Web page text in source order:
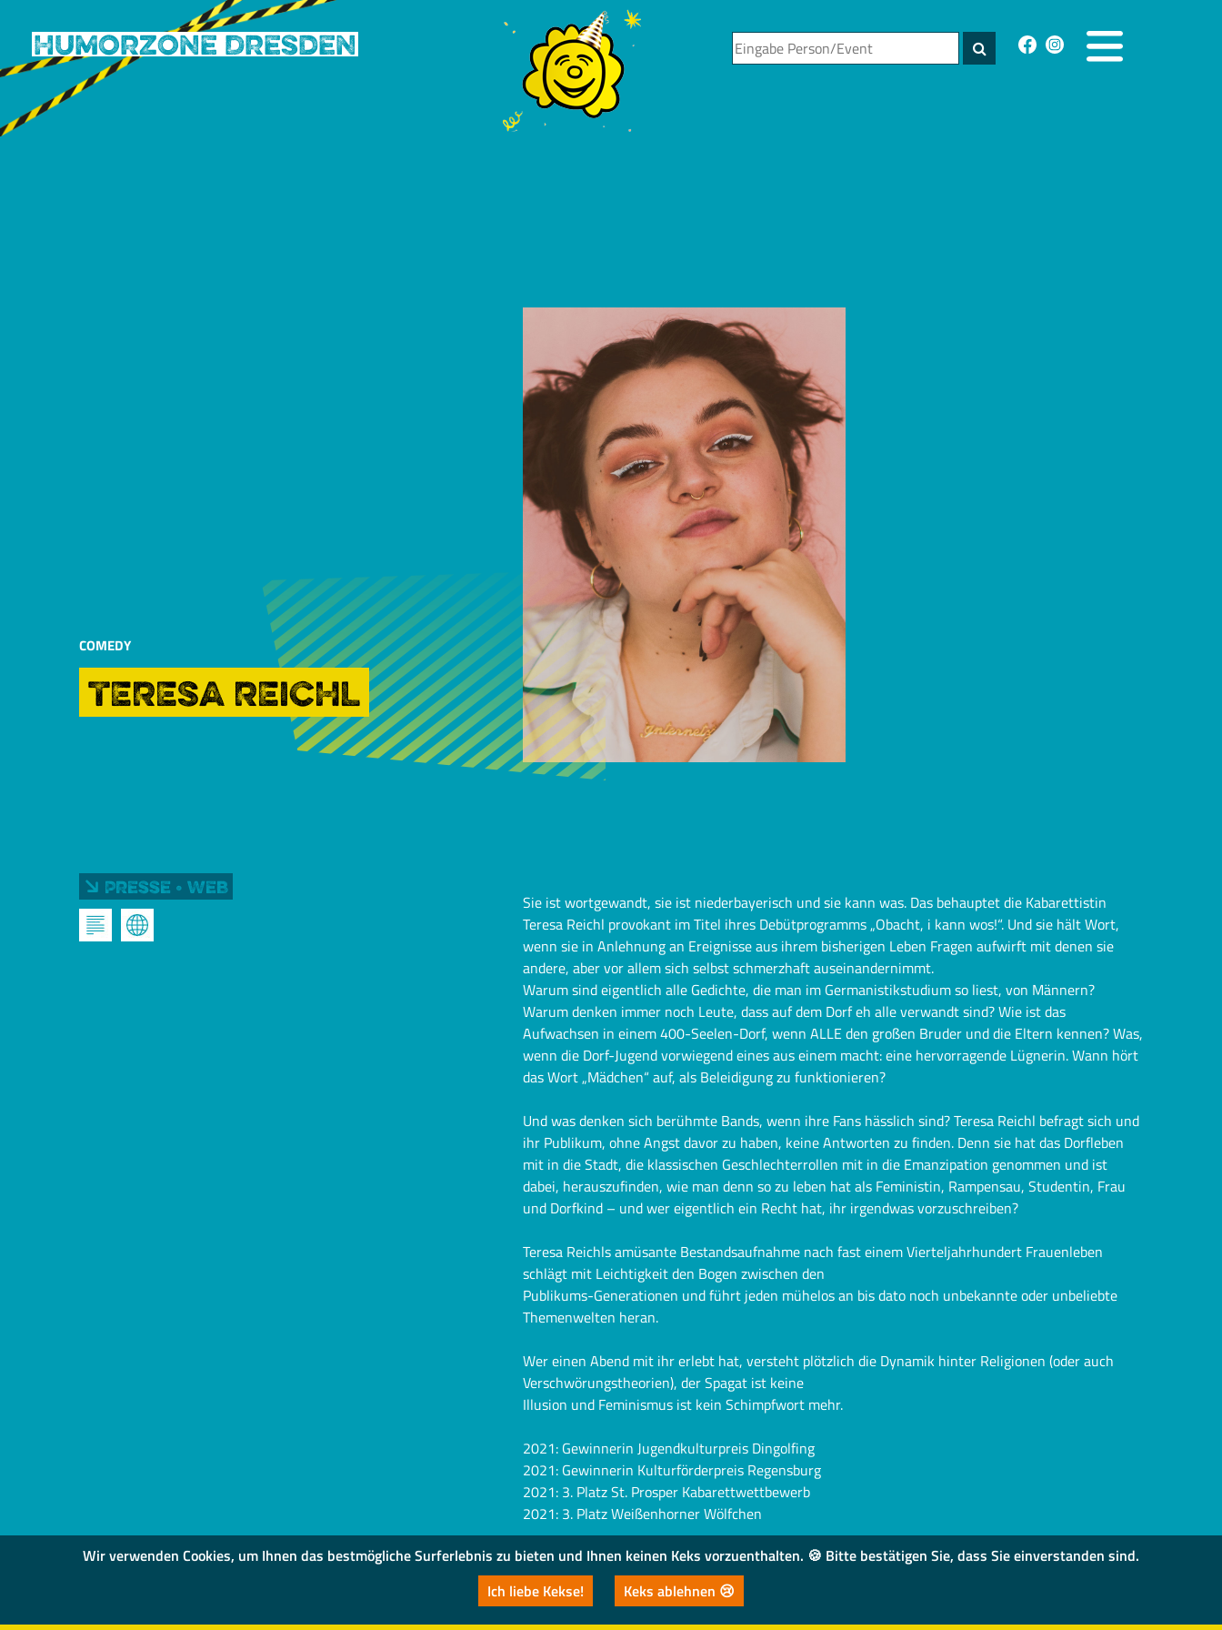
Humorzone Dresden
Wir verwenden Cookies, um Ihnen das bestmögliche Surferlebnis zu bieten und Ihnen keinen Keks vorzuenthalten. 🍪 Bitte bestätigen Sie, dass Sie einverstanden sind.
Ich liebe Kekse!
Keks ablehnen 😢
COMEDY
TERESA REICHL
Presse • Web
Sie ist wortgewandt, sie ist niederbayerisch und sie kann was. Das behauptet die Kabarettistin
Teresa Reichl provokant im Titel ihres Debütprogramms „Obacht, i kann wos!“. Und sie hält Wort,
wenn sie in Anlehnung an Ereignisse aus ihrem bisherigen Leben Fragen aufwirft mit denen sie
andere, aber vor allem sich selbst schmerzhaft auseinandernimmt.
Warum sind eigentlich alle Gedichte, die man im Germanistikstudium so liest, von Männern?
Warum denken immer noch Leute, dass auf dem Dorf eh alle verwandt sind? Wie ist das
Aufwachsen in einem 400-Seelen-Dorf, wenn ALLE den großen Bruder und die Eltern kennen? Was,
wenn die Dorf-Jugend vorwiegend eines aus einem macht: eine hervorragende Lügnerin. Wann hört
das Wort „Mädchen“ auf, als Beleidigung zu funktionieren?
Und was denken sich berühmte Bands, wenn ihre Fans hässlich sind? Teresa Reichl befragt sich und
ihr Publikum, ohne Angst davor zu haben, keine Antworten zu finden. Denn sie hat das Dorfleben
mit in die Stadt, die klassischen Geschlechterrollen mit in die Emanzipation genommen und ist
dabei, herauszufinden, wie man denn so zu leben hat als Feministin, Rampensau, Studentin, Frau
und Dorfkind – und wer eigentlich ein Recht hat, ihr irgendwas vorzuschreiben?
Teresa Reichls amüsante Bestandsaufnahme nach fast einem Vierteljahrhundert Frauenleben
schlägt mit Leichtigkeit den Bogen zwischen den
Publikums-Generationen und führt jeden mühelos an bis dato noch unbekannte oder unbeliebte
Themenwelten heran.
Wer einen Abend mit ihr erlebt hat, versteht plötzlich die Dynamik hinter Religionen (oder auch
Verschwörungstheorien), der Spagat ist keine
Illusion und Feminismus ist kein Schimpfwort mehr.
2021: Gewinnerin Jugendkulturpreis Dingolfing
2021: Gewinnerin Kulturförderpreis Regensburg
2021: 3. Platz St. Prosper Kabarettwettbewerb
2021: 3. Platz Weißenhorner Wölfchen